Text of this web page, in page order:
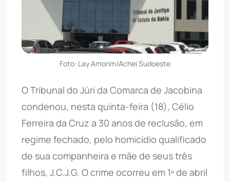
Foto: Lay Amorim/Achei Sudoeste
O Tribunal do Júri da Comarca de Jacobina
condenou, nesta quinta-feira (18), Célio
Ferreira da Cruz a 30 anos de reclusão, em
regime fechado, pelo homicídio qualificado
de sua companheira e mãe de seus três
filhos, J.C.J.G. O crime ocorreu em 1º de abril